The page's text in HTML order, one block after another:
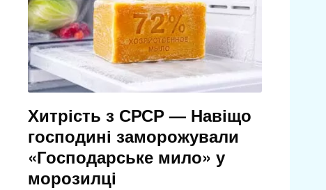
Хитрість з СРСР — Навіщо
господині заморожували
«Господарське мило» у
морозилці